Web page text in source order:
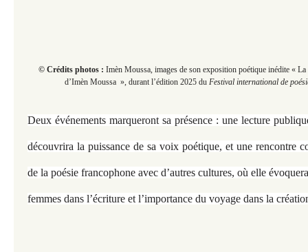
© Crédits photos : Imèn Moussa, images de son exposition poétique inédite «
d’Imèn Moussa », durantl’édition 2025 du Festival international de
Deux événements marqueront sa présence : une lecture
découvrira la puissance de sa voix poétique, et une rencontre
de la poésie francophone avec d’autres cultures, où elle
femmes dans l’écriture et l’importance du voyage dans la